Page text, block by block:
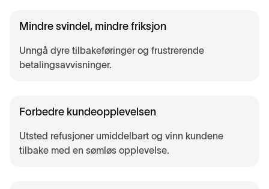
Mindre svindel, mindre friksjon
Unngå dyre tilbakeføringer og frustrerende
betalingsavvisninger.
Forbedre kundeopplevelsen
Utsted refusjoner umiddelbart og vinn kundene
tilbake med en sømløs opplevelse.